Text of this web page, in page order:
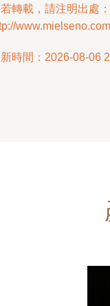
轉載，請注明出處：
時間：2026-08-06